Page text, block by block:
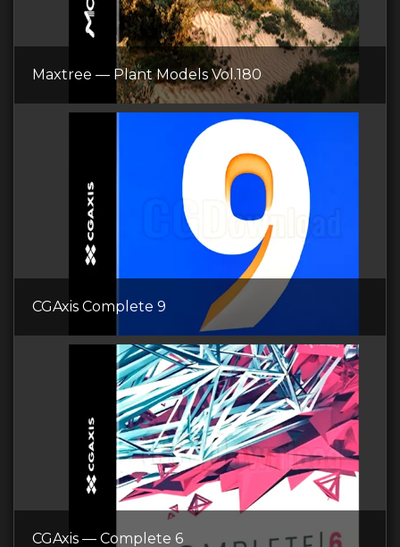
Maxtree — Plant Models Vol.180
CGAxis Complete 9
CGAxis — Complete 6